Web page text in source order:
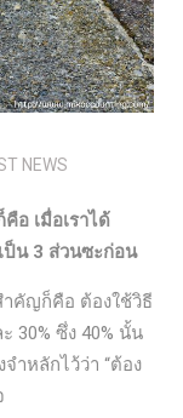
NEWS
อ เมื่อเราได้
ป็น 3 ส่วนซะก่อน
ำคัญก็คือ ต้องใช้วิธี
30% ซึ่ง 40% นั้น
ำหลักไว้ว่า “ต้อง